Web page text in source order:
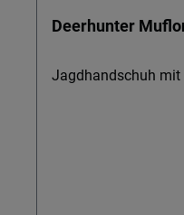
Deerhunter
Jagdhandschuh mit